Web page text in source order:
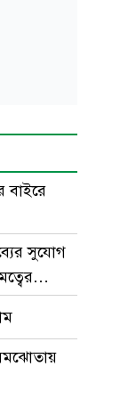
বাইরে
সুযোগ